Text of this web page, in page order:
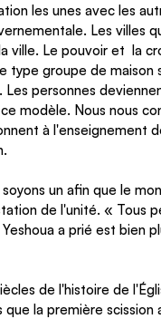
les unes avec les
Les villes
ville. Le pouvoir et  la
type groupe de
personnes
modèle. Nous nous
à l'enseignement
soyons un afin que le
de l'unité. « Tous
a prié est bien
de l'histoire de
que la première